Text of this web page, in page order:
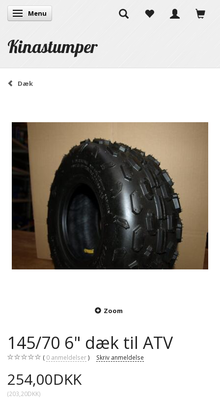
Skifte navigation
Menu
Kinastumper
Dæk
Zoom
145/70 6" dæk til ATV
0 anmeldelser Skriv anmeldelse
254,00DKK
(203,20DKK)